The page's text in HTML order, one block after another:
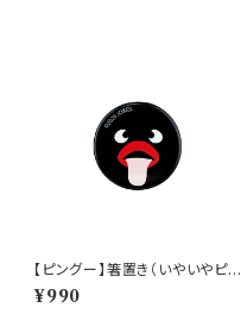
【ピングー】箸置き（いやいやピン
グー）【PG20】PG25-402
¥990